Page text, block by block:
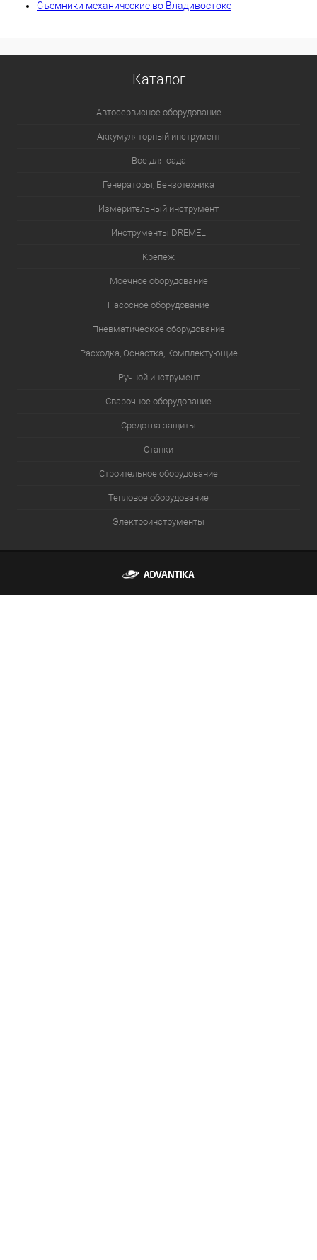
Съемники механические во Владивостоке
Каталог
Автосервисное оборудование
Аккумуляторный инструмент
Все для сада
Генераторы, Бензотехника
Измерительный инструмент
Инструменты DREMEL
Крепеж
Моечное оборудование
Насосное оборудование
Пневматическое оборудование
Расходка, Оснастка, Комплектующие
Ручной инструмент
Сварочное оборудование
Средства защиты
Станки
Строительное оборудование
Тепловое оборудование
Электроинструменты